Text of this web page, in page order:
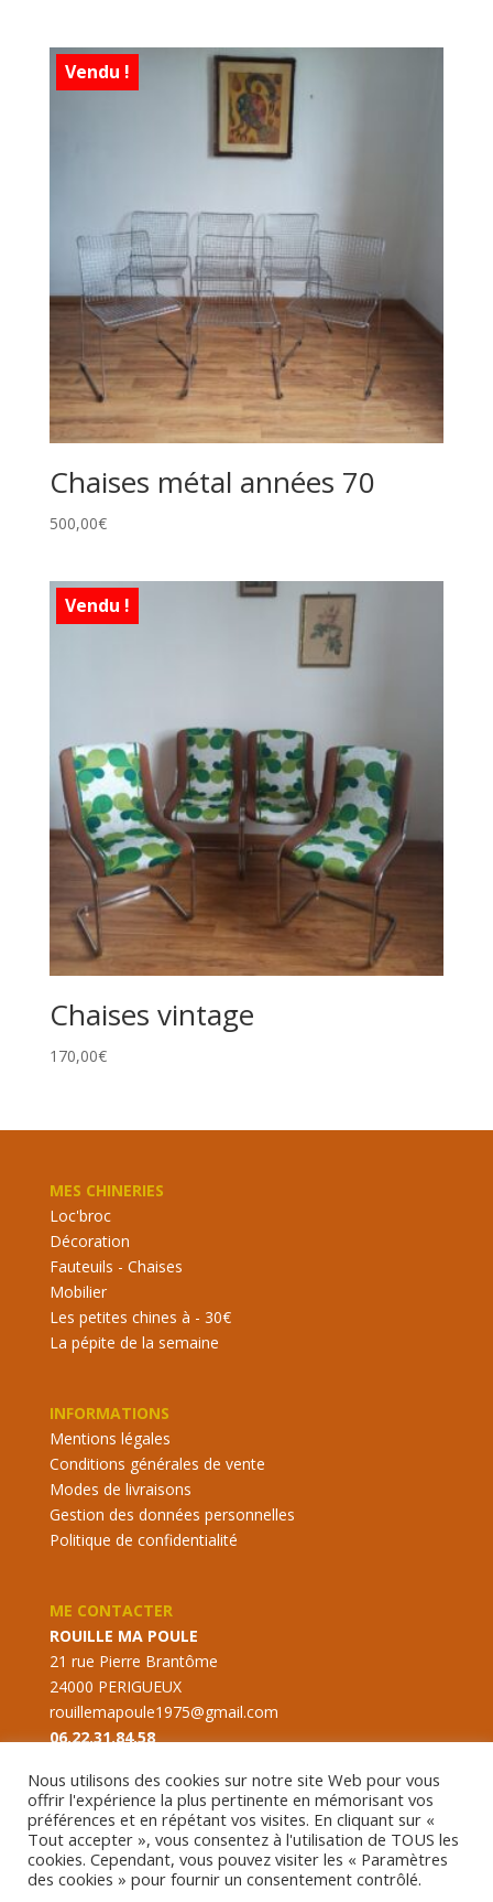
Vendu !
Chaises métal années 70
500,00€
Vendu !
Chaises vintage
170,00€
MES CHINERIES
Loc'broc
Décoration
Fauteuils - Chaises
Mobilier
Les petites chines à - 30€
La pépite de la semaine
INFORMATIONS
Mentions légales
Conditions générales de vente
Modes de livraisons
Gestion des données personnelles
Politique de confidentialité
ME CONTACTER
ROUILLE MA POULE
21 rue Pierre Brantôme
24000 PERIGUEUX
rouillemapoule1975@gmail.com
06.22.31.84.58
Nous utilisons des cookies sur notre site Web pour vous
offrir l'expérience la plus pertinente en mémorisant vos
préférences et en répétant vos visites. En cliquant sur «
Tout accepter », vous consentez à l'utilisation de TOUS les
cookies. Cependant, vous pouvez visiter les « Paramètres
des cookies » pour fournir un consentement contrôlé.